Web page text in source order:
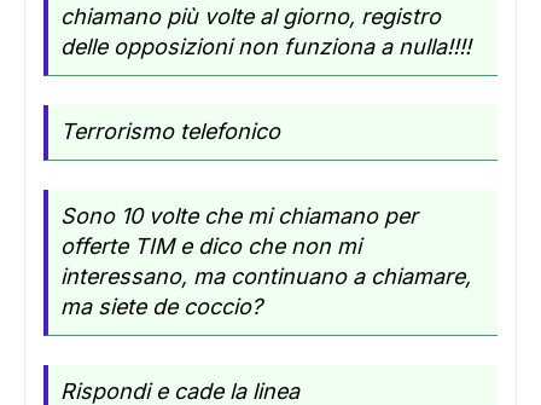
chiamano più volte al giorno, registro
delle opposizioni non funziona a nulla!!!!
Terrorismo telefonico
Sono 10 volte che mi chiamano per
offerte TIM e dico che non mi
interessano, ma continuano a chiamare,
ma siete de coccio?
Rispondi e cade la linea